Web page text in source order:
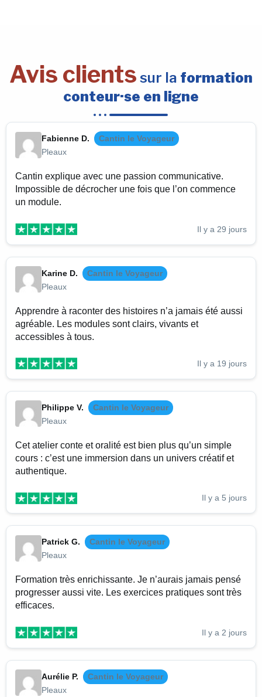
Avis clients sur la formation
conteur·se en ligne
Fabienne D.
Cantin le Voyageur
Pleaux
Cantin explique avec une passion communicative.
Impossible de décrocher une fois que l’on commence
un module.
Il y a 29 jours
Karine D.
Cantin le Voyageur
Pleaux
Apprendre à raconter des histoires n’a jamais été aussi
agréable. Les modules sont clairs, vivants et
accessibles à tous.
Il y a 19 jours
Philippe V.
Cantin le Voyageur
Pleaux
Cet atelier conte et oralité est bien plus qu’un simple
cours : c’est une immersion dans un univers créatif et
authentique.
Il y a 5 jours
Patrick G.
Cantin le Voyageur
Pleaux
Formation très enrichissante. Je n’aurais jamais pensé
progresser aussi vite. Les exercices pratiques sont très
efficaces.
Il y a 2 jours
Aurélie P.
Cantin le Voyageur
Pleaux